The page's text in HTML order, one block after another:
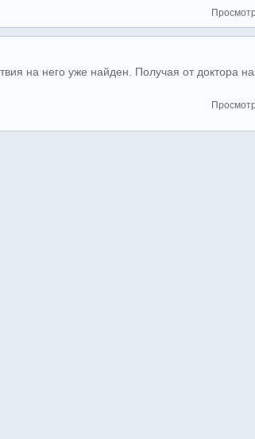
на него уже найден. Получая от доктора